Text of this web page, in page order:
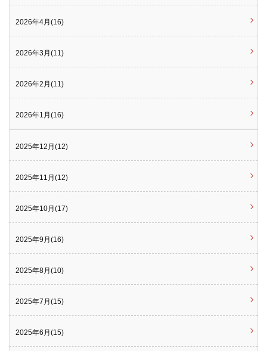
2026年4月(16)
2026年3月(11)
2026年2月(11)
2026年1月(16)
2025年12月(12)
2025年11月(12)
2025年10月(17)
2025年9月(16)
2025年8月(10)
2025年7月(15)
2025年6月(15)